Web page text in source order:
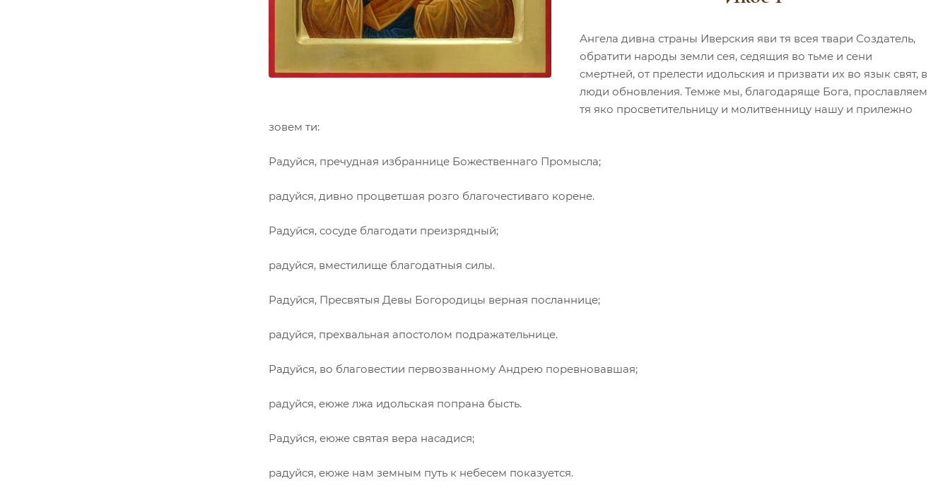
Ангела дивна страны Иверския яви тя всея твари Создатель,
обратити народы земли сея, седящия во тьме и сени
смертней, от прелести идольския и призвати их во язык свят, в
люди обновления. Темже мы, благодаряще Бога, прославляем
тя яко просветительницу и молитвенницу нашу и прилежно
зовем ти:
Радуйся, пречудная избраннице Божественнаго Промысла;
радуйся, дивно процветшая розго благочестиваго корене.
Радуйся, сосуде благодати преизрядный;
радуйся, вместилище благодатныя силы.
Радуйся, Пресвятыя Девы Богородицы верная посланнице;
радуйся, прехвальная апостолом подражательнице.
Радуйся, во благовестии первозванному Андрею поревновавшая;
радуйся, еюже лжа идольская попрана бысть.
Радуйся, еюже святая вера насадися;
радуйся, еюже нам земным путь к небесем показуется.